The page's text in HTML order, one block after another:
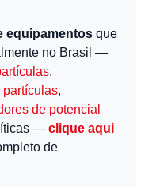
equipamentos que
no Brasil —
,
partículas,
de potencial
— clique aqui
de